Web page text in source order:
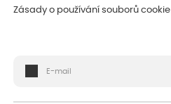
Zásady o používání souborů cookie